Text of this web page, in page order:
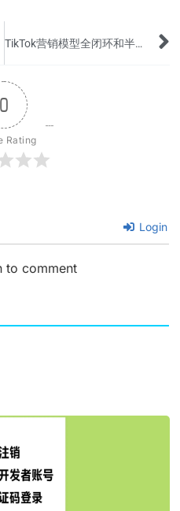
TikTok营销模型全闭环和半闭环的区别和作用
0
Rating
Login
to comment